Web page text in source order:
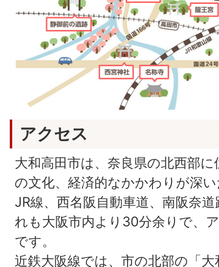
アクセス
大和高田市は、奈良県の北西部
の文化、経済的なかかわりが深
JR線、西名阪自動車道、南阪奈
れも大阪市内より30分余りで、
です。
近鉄大阪線では、市の北部の「